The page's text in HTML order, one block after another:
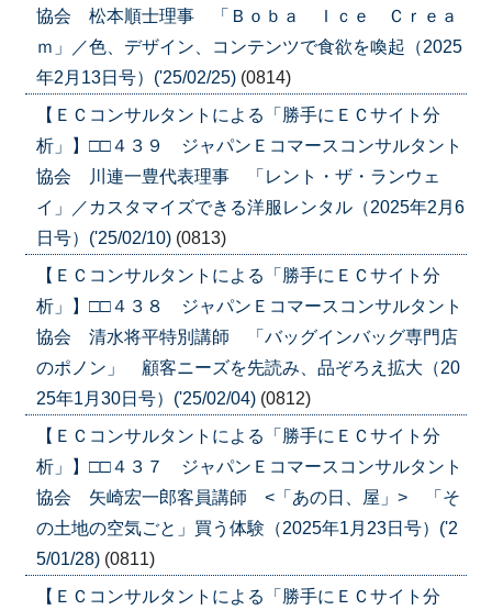
協会 松本順士理事 「Ｂｏｂａ Ｉｃｅ Ｃｒｅａ
ｍ」／色、デザイン、コンテンツで食欲を喚起（2025
年2月13日号）('25/02/25) (0814)
【ＥＣコンサルタントによる「勝手にＥＣサイト分
析」】□□４３９ ジャパンＥコマースコンサルタント
協会 川連一豊代表理事 「レント・ザ・ランウェ
イ」／カスタマイズできる洋服レンタル（2025年2月6
日号）('25/02/10) (0813)
【ＥＣコンサルタントによる「勝手にＥＣサイト分
析」】□□４３８ ジャパンＥコマースコンサルタント
協会 清水将平特別講師 「バッグインバッグ専門店
のポノン」 顧客ニーズを先読み、品ぞろえ拡大（20
25年1月30日号）('25/02/04) (0812)
【ＥＣコンサルタントによる「勝手にＥＣサイト分
析」】□□４３７ ジャパンＥコマースコンサルタント
協会 矢崎宏一郎客員講師 <「あの日、屋」> 「そ
の土地の空気ごと」買う体験（2025年1月23日号）('2
5/01/28) (0811)
【ＥＣコンサルタントによる「勝手にＥＣサイト分